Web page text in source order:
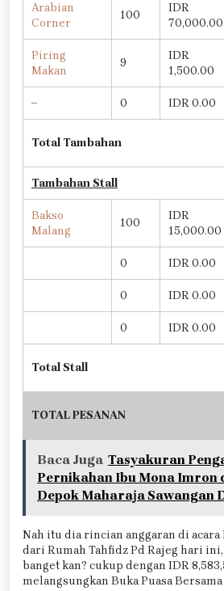
Arabian
Corner
100
IDR
70,000.00
Piring
Makan
9
IDR
1,500.00
– 0 IDR 0.00
Total Tambahan
Tambahan Stall
Bakso
Malang
100
IDR
15,000.00
0 IDR 0.00
0 IDR 0.00
0 IDR 0.00
Total Stall
TOTAL PESANAN
Baca Juga Tasyakuran
Pernikahan Ibu Mona Imron
Depok Maharaja Sawangan
Nah itu dia rincian anggaran di acara
dari Rumah Tahfidz Pd Rajeg hari
banget kan? cukup dengan IDR
melangsungkan Buka Puasa